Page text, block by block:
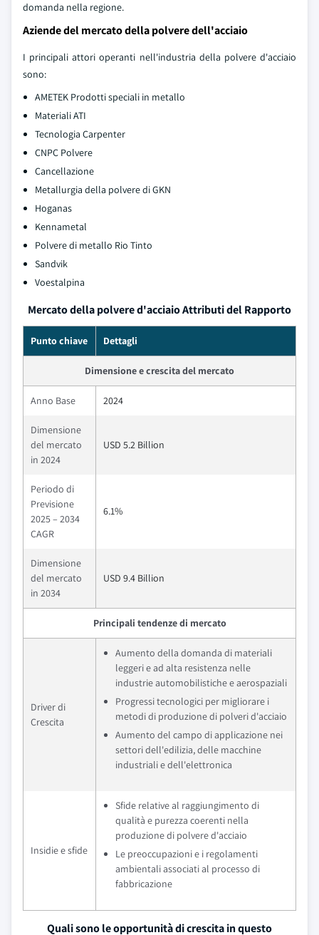
domanda nella regione.
Aziende del mercato della polvere dell'acciaio
I principali attori operanti nell'industria della polvere d'acciaio
sono:
AMETEK Prodotti speciali in metallo
Materiali ATI
Tecnologia Carpenter
CNPC Polvere
Cancellazione
Metallurgia della polvere di GKN
Hoganas
Kennametal
Polvere di metallo Rio Tinto
Sandvik
Voestalpina
Mercato della polvere d'acciaio Attributi del Rapporto
Punto chiave Dettagli
Dimensione e crescita del mercato
Anno Base 2024
Dimensione
del mercato
in 2024
USD 5.2 Billion
Periodo di
Previsione
2025 – 2034
CAGR
6.1%
Dimensione
del mercato
in 2034
USD 9.4 Billion
Principali tendenze di mercato
Driver di
Crescita
Aumento della domanda di materiali
leggeri e ad alta resistenza nelle
industrie automobilistiche e aerospaziali
Progressi tecnologici per migliorare i
metodi di produzione di polveri d'acciaio
Aumento del campo di applicazione nei
settori dell'edilizia, delle macchine
industriali e dell'elettronica
Insidie e sfide
Sfide relative al raggiungimento di
qualità e purezza coerenti nella
produzione di polvere d'acciaio
Le preoccupazioni e i regolamenti
ambientali associati al processo di
fabbricazione
Quali sono le opportunità di crescita in questo